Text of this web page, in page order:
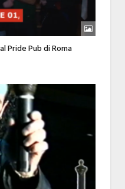
Pride Pub di Roma